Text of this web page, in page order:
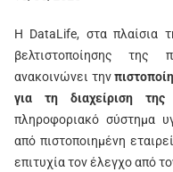
Η DataLife, στα πλαίσια
βελτιστοποίησης της
ανακοινώνει την
για τη διαχείριση
πληροφοριακό σύστημα
από πιστοποιημένη
επιτυχία τον έλεγχο από